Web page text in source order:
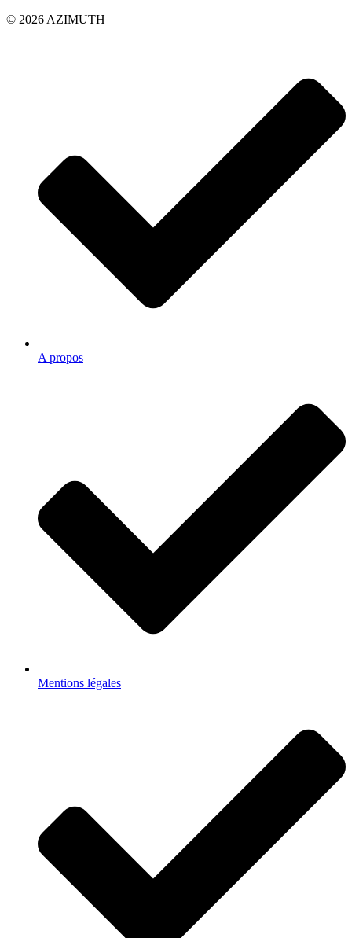
© 2026 AZIMUTH
A propos
Mentions légales